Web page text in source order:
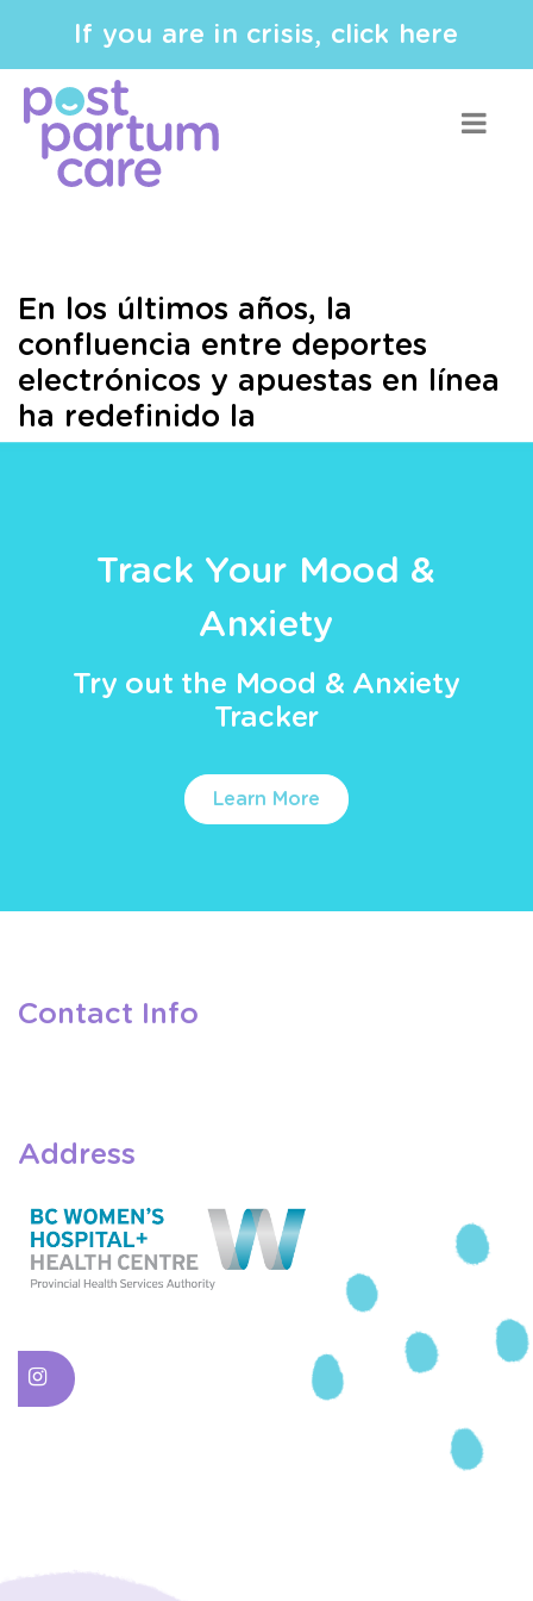
If you are in crisis, click here
En los últimos años, la
confluencia entre deportes
electrónicos y apuestas en línea
ha redefinido la
Track Your Mood &
Anxiety
Try out the Mood & Anxiety
Tracker
Learn More
Contact Info
Address